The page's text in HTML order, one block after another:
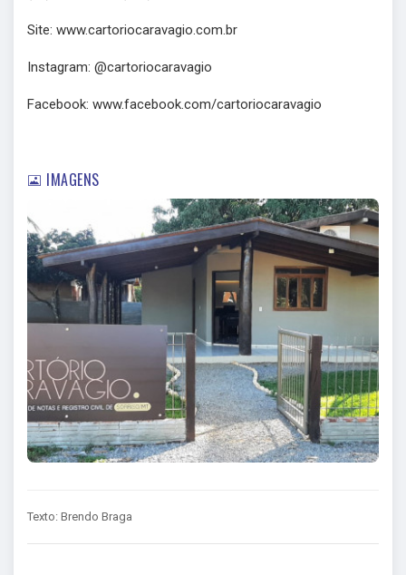
Site: www.cartoriocaravagio.com.br
Instagram: @cartoriocaravagio
Facebook: www.facebook.com/cartoriocaravagio
IMAGENS
Texto: Brendo Braga